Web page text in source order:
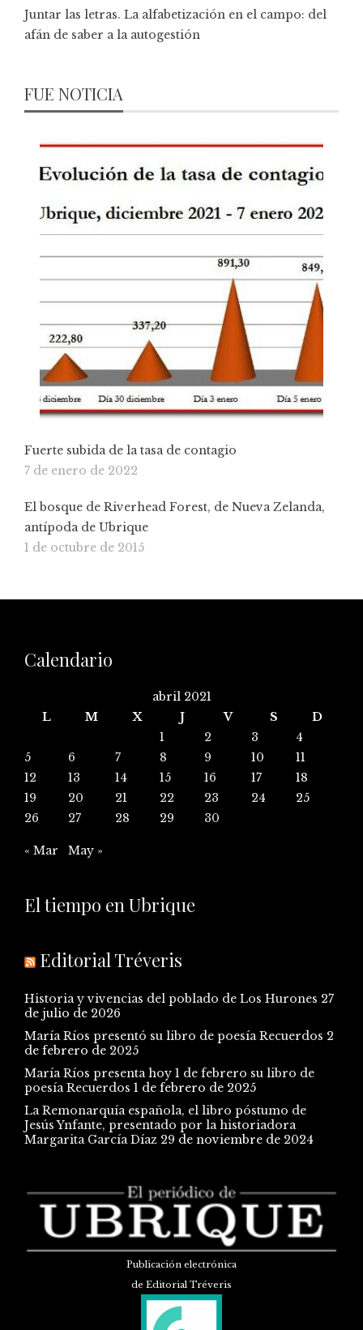
Juntar las letras. La alfabetización en el campo: del
afán de saber a la autogestión
FUE NOTICIA
Fuerte subida de la tasa de contagio
7 de enero de 2022
El bosque de Riverhead Forest, de Nueva Zelanda,
antípoda de Ubrique
1 de octubre de 2015
Calendario
abril 2021
L
M X J V S
D
1
2 3
4
5
6 7 8 9 10
11
12
13 14 15 16 17
18
19
20 21 22 23 24
25
26
27 28 29 30
« Mar May »
El tiempo en Ubrique
Editorial Tréveris
Historia y vivencias del poblado de Los Hurones 27
de julio de 2026
María Ríos presentó su libro de poesía Recuerdos 2
de febrero de 2025
María Ríos presenta hoy 1 de febrero su libro de
poesía Recuerdos 1 de febrero de 2025
La Remonarquía española, el libro póstumo de
Jesús Ynfante, presentado por la historiadora
Margarita García Díaz 29 de noviembre de 2024
Publicación electrónica
de Editorial Tréveris